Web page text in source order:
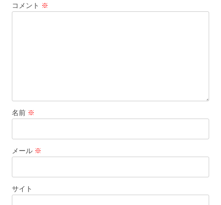
シ
コメント ※
名前 ※
メール ※
サイト